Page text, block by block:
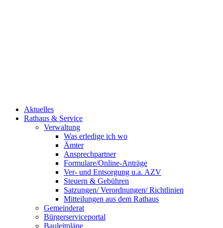
Aktuelles
Rathaus & Service
Verwaltung
Was erledige ich wo
Ämter
Ansprechpartner
Formulare/Online-Anträge
Ver- und Entsorgung u.a. AZV
Steuern & Gebühren
Satzungen/ Verordnungen/ Richtlinien
Mitteilungen aus dem Rathaus
Gemeinderat
Bürgerserviceportal
Bauleitpläne